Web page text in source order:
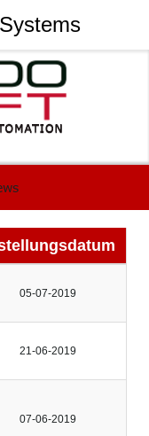
05-07-2019
21-06-2019
07-06-2019